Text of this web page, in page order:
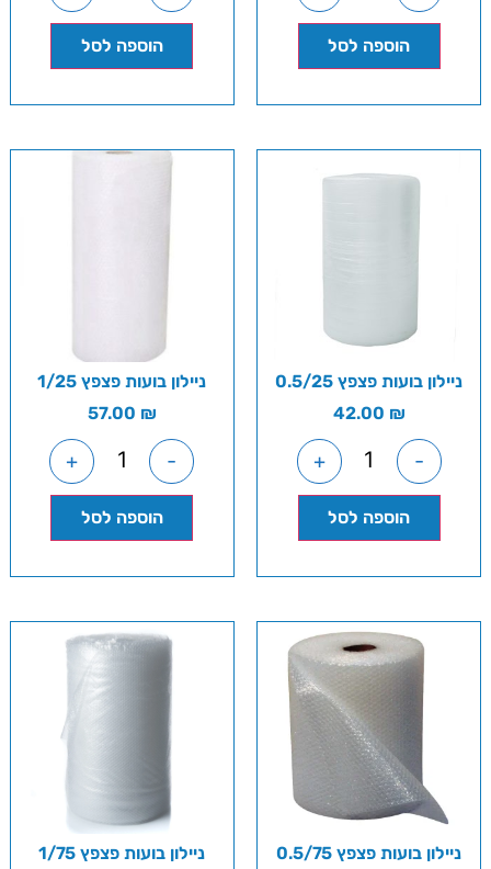
הוספה לסל הוספה לסל
ניילון בועות פצפץ 0.5/25
42.00 ₪
-
+
הוספה לסל
ניילון בועות פצפץ 1/25
57.00 ₪
-
+
הוספה לסל
ניילון בועות פצפץ 0.5/75
ניילון בועות פצפץ 1/75